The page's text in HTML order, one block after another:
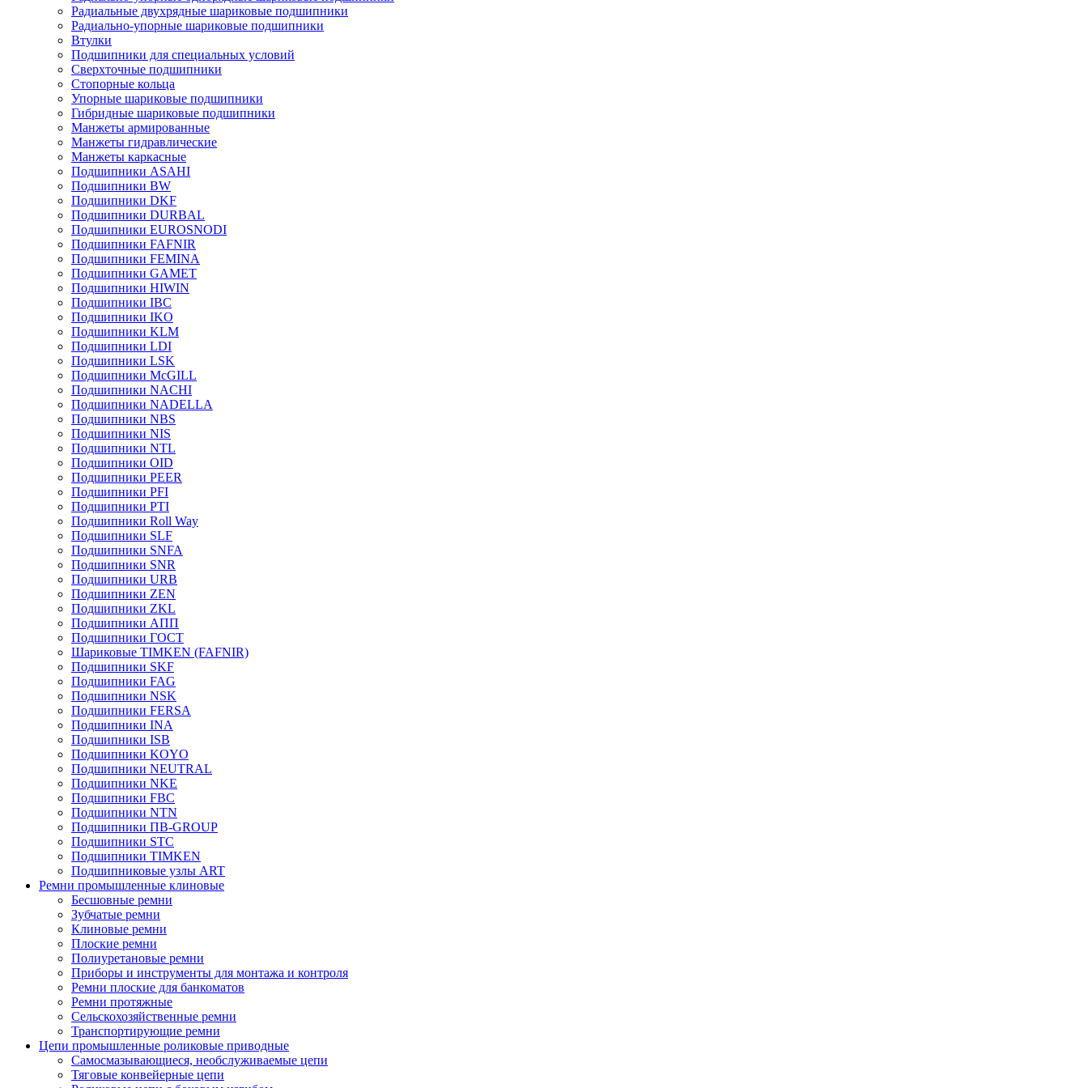
Радиальные двухрядные шариковые подшипники
Радиально-упорные шариковые подшипники
Втулки
Подшипники для специальных условий
Сверхточные подшипники
Стопорные кольца
Упорные шариковые подшипники
Гибридные шариковые подшипники
Манжеты армированные
Манжеты гидравлические
Манжеты каркасные
Подшипники ASAHI
Подшипники BW
Подшипники DKF
Подшипники DURBAL
Подшипники EUROSNODI
Подшипники FAFNIR
Подшипники FEMINA
Подшипники GAMET
Подшипники HIWIN
Подшипники IBC
Подшипники IKO
Подшипники KLM
Подшипники LDI
Подшипники LSK
Подшипники McGILL
Подшипники NACHI
Подшипники NADELLA
Подшипники NBS
Подшипники NIS
Подшипники NTL
Подшипники OID
Подшипники PEER
Подшипники PFI
Подшипники PTI
Подшипники Roll Way
Подшипники SLF
Подшипники SNFA
Подшипники SNR
Подшипники URB
Подшипники ZEN
Подшипники ZKL
Подшипники АПП
Подшипники ГОСТ
Шариковые ТІMKEN (FAFNIR)
Подшипники SKF
Подшипники FAG
Подшипники NSK
Подшипники FERSA
Подшипники INA
Подшипники ISB
Подшипники KOYO
Подшипники NEUTRAL
Подшипники NKE
Подшипники FBC
Подшипники NTN
Подшипники ПВ-GROUP
Подшипники STC
Подшипники TIMKEN
Подшипниковые узлы ART
Ремни промышленные клиновые
Бесшовные ремни
Зубчатые ремни
Клиновые ремни
Плоские ремни
Полиуретановые ремни
Приборы и инструменты для монтажа и контроля
Ремни плоские для банкоматов
Ремни протяжные
Сельскохозяйственные ремни
Транспортирующие ремни
Цепи промышленные роликовые приводные
Самосмазывающиеся, необслуживаемые цепи
Тяговые конвейерные цепи